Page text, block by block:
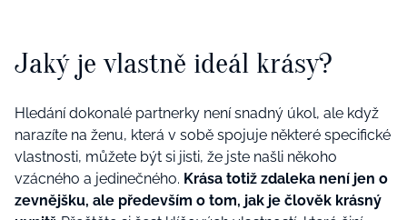
Jaký je vlastně ideál krásy?
Hledání dokonalé partnerky není snadný úkol, ale když
narazíte na ženu, která v sobě spojuje některé specifické
vlastnosti, můžete být si jisti, že jste našli někoho
vzácného a jedinečného. Krása totiž zdaleka není jen o
zevnějšku, ale především o tom, jak je člověk krásný